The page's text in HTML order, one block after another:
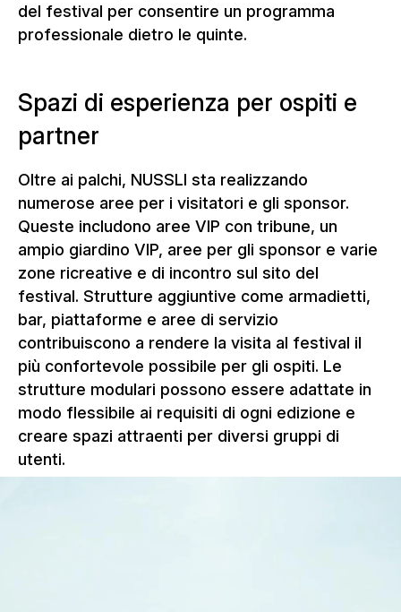
del festival per consentire un programma
professionale dietro le quinte.
Spazi di esperienza per ospiti e
partner
Oltre ai palchi, NUSSLI sta realizzando
numerose aree per i visitatori e gli sponsor.
Queste includono aree VIP con tribune, un
ampio giardino VIP, aree per gli sponsor e varie
zone ricreative e di incontro sul sito del
festival. Strutture aggiuntive come armadietti,
bar, piattaforme e aree di servizio
contribuiscono a rendere la visita al festival il
più confortevole possibile per gli ospiti. Le
strutture modulari possono essere adattate in
modo flessibile ai requisiti di ogni edizione e
creare spazi attraenti per diversi gruppi di
utenti.